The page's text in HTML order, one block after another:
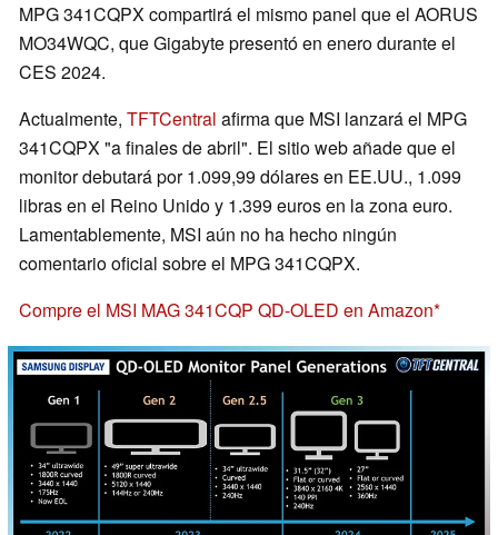
MPG 341CQPX compartirá el mismo panel que el AORUS
MO34WQC, que Gigabyte presentó en enero durante el
CES 2024.
Actualmente, TFTCentral afirma que MSI lanzará el MPG
341CQPX "a finales de abril". El sitio web añade que el
monitor debutará por 1.099,99 dólares en EE.UU., 1.099
libras en el Reino Unido y 1.399 euros en la zona euro.
Lamentablemente, MSI aún no ha hecho ningún
comentario oficial sobre el MPG 341CQPX.
Compre el MSI MAG 341CQP QD-OLED en Amazon